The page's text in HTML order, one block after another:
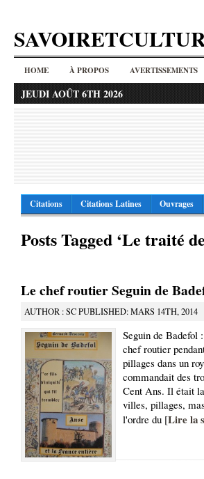
HOME À PROPOS AVERTISSEMENTS
JEUDI AOÛT 6TH 2026
Citations Citations Latines Ouvrages
Posts Tagged ‘Le traité
Le chef routier Seguin de
AUTHOR : SC PUBLISHED: MARS 14TH, 2014
Seguin de Badefol
chef routier
pillages dans un
commandait des
Cent Ans. Il était
villes, pillages,
l'ordre du [Lire la